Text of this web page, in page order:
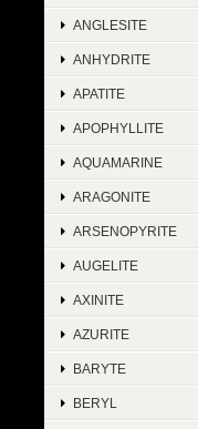
ANGLESITE
ANHYDRITE
APATITE
APOPHYLLITE
AQUAMARINE
ARAGONITE
ARSENOPYRITE
AUGELITE
AXINITE
AZURITE
BARYTE
BERYL